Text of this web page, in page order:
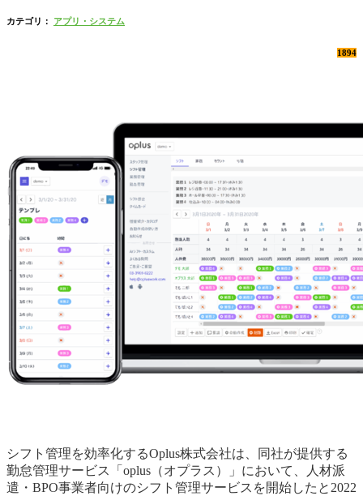
カテゴリ： アプリ・システム
1894
シフト管理を効率化するOplus株式会社は、同社が提供する
勤怠管理サービス「oplus（オプラス）」において、人材派
遣・BPO事業者向けのシフト管理サービスを開始したと2022